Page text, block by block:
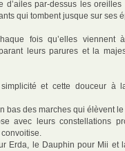
d’ailes par-dessus les
qui tombent jusque sur ses
fois qu’elles viennent
leurs parures et la
et cette douceur à
bas des marches qui élèvent
avec leurs constellations
Erda, le Dauphin pour Mii et